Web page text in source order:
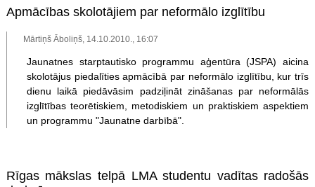
Apmācības skolotājiem par neformālo izglītību
Mārtiņš Āboliņš, 14.10.2010., 16:07
Jaunatnes starptautisko programmu aģentūra (JSPA) aicina
skolotājus piedalīties apmācībā par neformālo izglītību, kur trīs
dienu laikā piedāvāsim padziļināt zināšanas par neformālās
izglītības teorētiskiem, metodiskiem un praktiskiem aspektiem
un programmu "Jaunatne darbībā".
Rīgas mākslas telpā LMA studentu vadītas radošās